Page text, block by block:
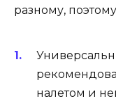
разному,
налетом и